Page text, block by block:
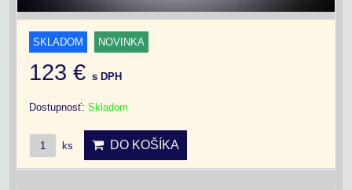
SKLADOM NOVINKA
123 € s DPH
Dostupnosť: Skladom
ks DO KOŠÍKA